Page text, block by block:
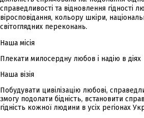
справедливості та відновлення гідності
віросповідання, кольору шкіри,
світоглядних переконань.
Наша місія
Плекати милосердну любов і надію в діях
Наша візія
Побудувати цивілізацію любові,
змогу подолати бідність, встановити
гідність кожної людини в усіх регіонах